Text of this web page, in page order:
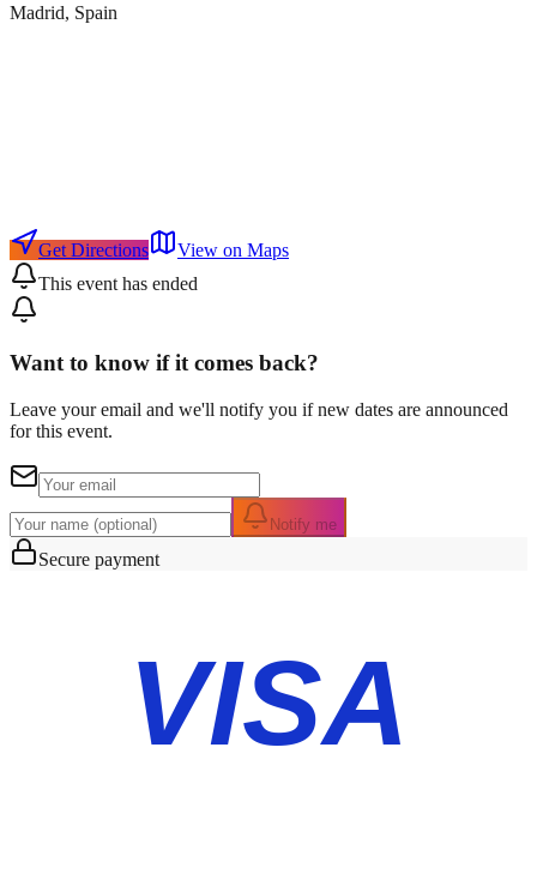
Madrid, Spain
Get Directions
View on Maps
This event has ended
Want to know if it comes back?
Leave your email and we'll notify you if new dates are announced
for this event.
Notify me
Secure payment
VISA